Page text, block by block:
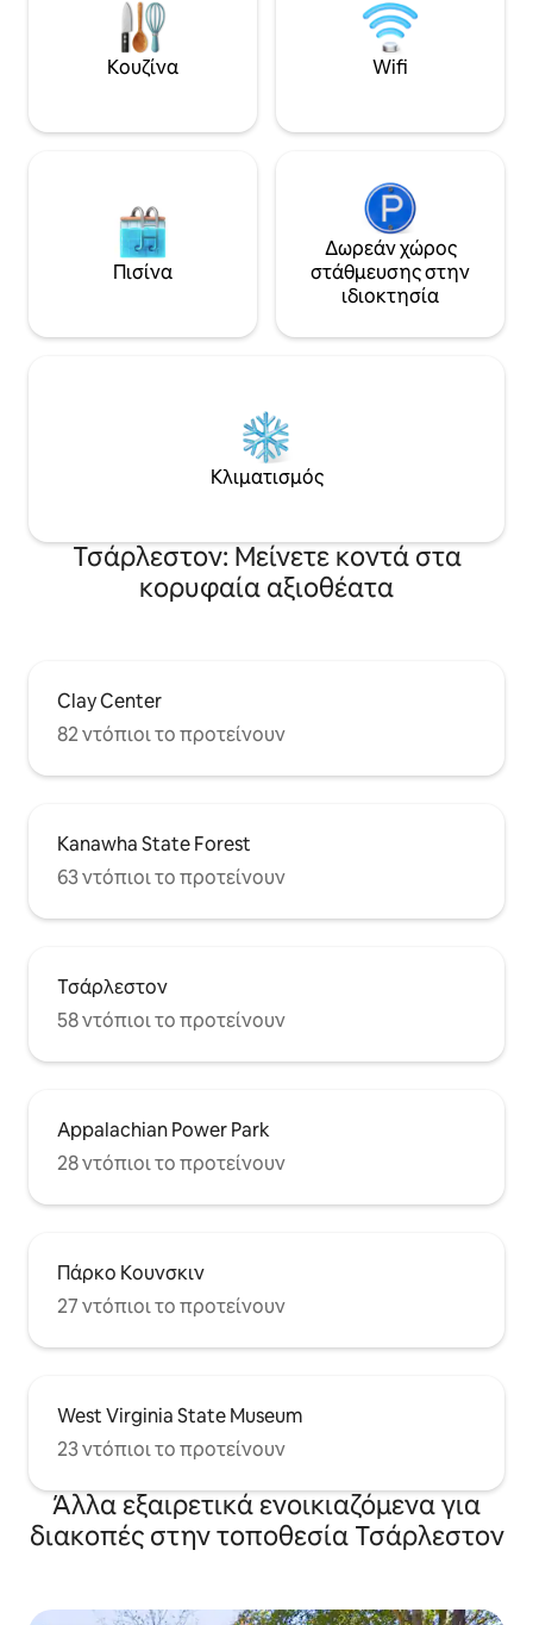
βιβλίο ή να γράψετε ένα. (Λάβετε
υπόψη την αύξηση της τιμής λόγω της
συμπερίληψης της προμήθειας της
καναπές. Ένας διπλός καναπές-
κατοικίδια: επιτρέπεται ένας σκύλος.
Δεν επιτρέπονται γάτες.
Κουζίνα Wifi
Πισίνα
Δωρεάν χώρος
στάθμευσης στην
ιδιοκτησία
Κλιματισμός
Τσάρλεστον: Μείνετε κοντά στα
κορυφαία αξιοθέατα
Clay Center
82 ντόπιοι το προτείνουν
Kanawha State Forest
63 ντόπιοι το προτείνουν
Τσάρλεστον
58 ντόπιοι το προτείνουν
Appalachian Power Park
28 ντόπιοι το προτείνουν
Πάρκο Κουνσκιν
27 ντόπιοι το προτείνουν
West Virginia State Museum
23 ντόπιοι το προτείνουν
Άλλα εξαιρετικά ενοικιαζόμενα για
διακοπές στην τοποθεσία Τσάρλεστον